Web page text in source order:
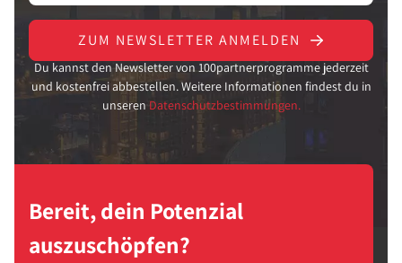
ZUM NEWSLETTER ANMELDEN
Du kannst den Newsletter von 100partnerprogramme jederzeit
und kostenfrei abbestellen. Weitere Informationen findest du in
unseren Datenschutzbestimmungen.
Bereit, dein Potenzial
auszuschöpfen?